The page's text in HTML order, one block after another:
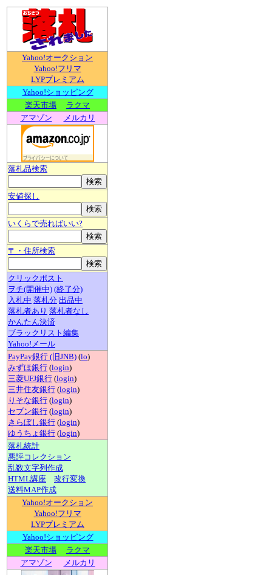
Yahoo!オークション
Yahoo!フリマ
LYPプレミアム
Yahoo!ショッピング
楽天市場
ラクマ
アマゾン
メルカリ
落札品検索
安値探し
いくらで売ればいい?
〒・住所検索
クリックポスト
ヲチ(開催中) (終了分)
入札中 落札分 出品中
落札者あり 落札者なし
かんたん決済
ブラックリスト編集
Yahoo!メール
PayPay銀行 (旧JNB) (lo)
みずほ銀行 (login)
三菱UFJ銀行 (login)
三井住友銀行 (login)
りそな銀行 (login)
セブン銀行 (login)
きらぼし銀行 (login)
ゆうちょ銀行 (login)
落札統計
悪評コレクション
乱数文字列作成
HTML講座
改行変換
送料MAP作成
Yahoo!オークション
Yahoo!フリマ
LYPプレミアム
Yahoo!ショッピング
楽天市場
ラクマ
アマゾン
メルカリ